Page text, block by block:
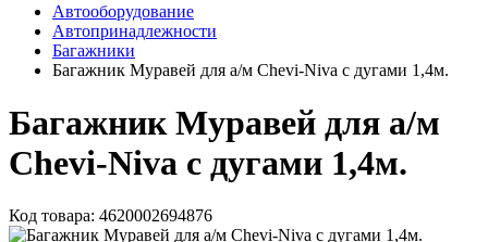
Автооборудование
Автопринадлежности
Багажники
Багажник Муравей для а/м Chevi-Niva с дугами 1,4м.
Багажник Муравей для а/м
Chevi-Niva с дугами 1,4м.
Код товара: 4620002694876